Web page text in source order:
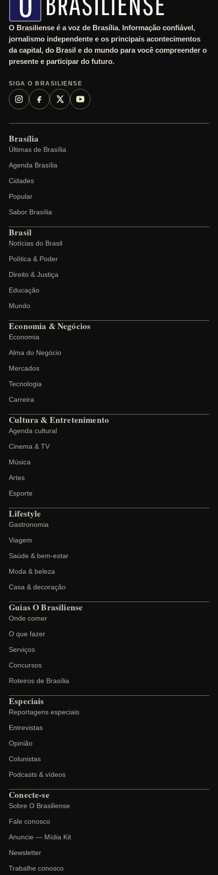
O Brasiliense é a voz de Brasília. Informação confiável,
jornalismo independente e os principais acontecimentos
da capital, do Brasil e do mundo para você compreender o
presente e participar do futuro.
SIGA O BRASILIENSE
Brasília
Últimas de Brasília
Agenda Brasília
Cidades
Popular
Sabor Brasília
Brasil
Notícias do Brasil
Política & Poder
Direito & Justiça
Educação
Mundo
Economia & Negócios
Economia
Alma do Negócio
Mercados
Tecnologia
Carreira
Cultura & Entretenimento
Agenda cultural
Cinema & TV
Música
Artes
Esporte
Lifestyle
Gastronomia
Viagem
Saúde & bem-estar
Moda & beleza
Casa & decoração
Guias O Brasiliense
Onde comer
O que fazer
Serviços
Concursos
Roteiros de Brasília
Especiais
Reportagens especiais
Entrevistas
Opinião
Colunistas
Podcasts & vídeos
Conecte-se
Sobre O Brasiliense
Fale conosco
Anuncie — Mídia Kit
Newsletter
Trabalhe conosco